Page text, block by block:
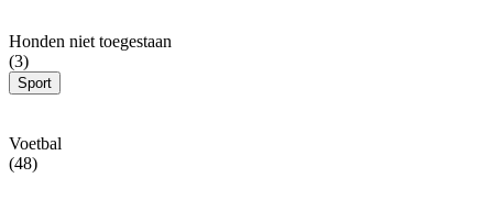
Honden niet toegestaan
(3)
Sport
Voetbal
(48)